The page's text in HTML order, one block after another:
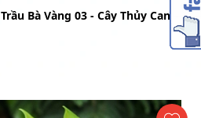
Trầu Bà Vàng 03 - Cây Thủy Canh